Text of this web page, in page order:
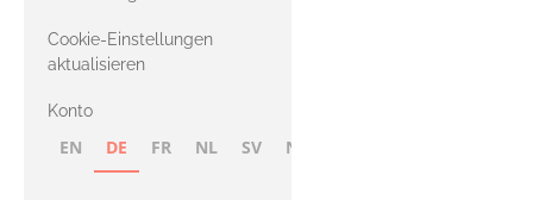
Cookie-Einstellungen
aktualisieren
Konto
EN DE FR NL SV NB